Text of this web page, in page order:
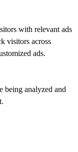
with relevant ads
visitors across
ads.
being analyzed and